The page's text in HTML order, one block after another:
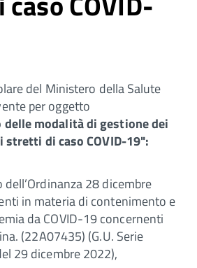
del Ministero della Salute
per oggetto
modalità di gestione dei
di caso COVID-19":
28 dicembre
in materia di contenimento e
da COVID-19 concernenti
(22A07435) (G.U. Serie
29 dicembre 2022),